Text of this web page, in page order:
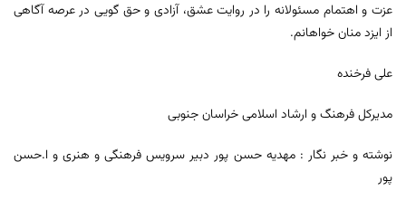
عزت و اهتمام مسئولانه را در روایت عشق، آزادی و حق گویی در عرصه آگاهی
از ایزد منان خواهانم.
علی فرخنده
مدیرکل فرهنگ و ارشاد اسلامی خراسان جنوبی
نوشته و خبر نگار : مهدیه حسن پور دبیر سرویس فرهنگی و هنری و ا.حسن
پور